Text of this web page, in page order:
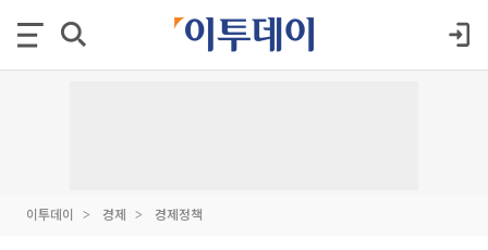
이투데이 경제 경제정책